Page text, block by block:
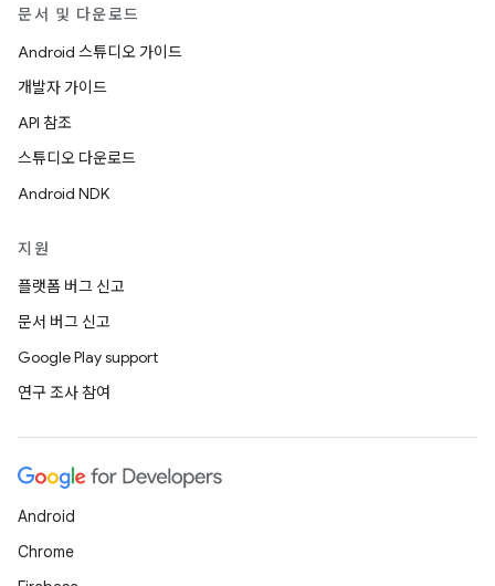
문서 및 다운로드
Android 스튜디오 가이드
개발자 가이드
API 참조
스튜디오 다운로드
Android NDK
지원
플랫폼 버그 신고
문서 버그 신고
Google Play support
연구 조사 참여
Android
Chrome